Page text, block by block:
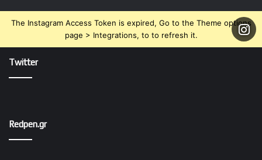
The Instagram Access Token is expired, Go to the Theme options
page > Integrations, to to refresh it.
Twitter
Redpen.gr